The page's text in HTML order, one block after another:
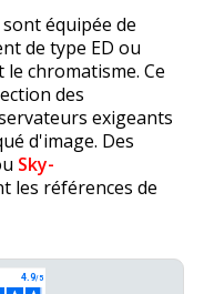
sont équipée de
de type ED ou
chromatisme. Ce
des
exigeants
d'image. Des
Sky-
les références de